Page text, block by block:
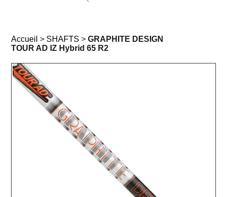
Accueil > SHAFTS >GRAPHITE DESIGN
TOUR AD IZ Hybrid 65 R2